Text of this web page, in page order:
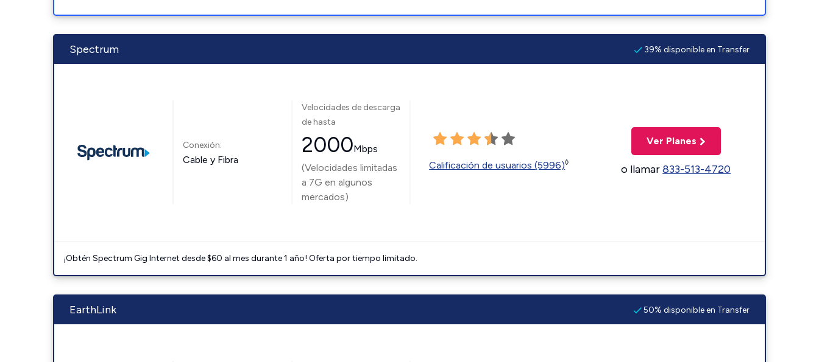
Spectrum 39% disponible en Transfer
Conexión:
Cable y Fibra
Velocidades de descarga
de hasta
2000Mbps
(Velocidades limitadas
a 7G en algunos
mercados)
Calificación de usuarios (5996)◊
Ver Planes
o llamar833-513-4720
¡Obtén Spectrum Gig Internet desde $60 al mes durante 1 año! Oferta por tiempo limitado.
EarthLink 50% disponible en Transfer